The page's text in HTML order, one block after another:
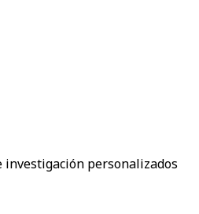
investigación personalizados